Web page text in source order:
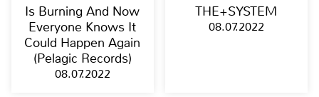
Is Burning And Now
Everyone Knows It
Could Happen Again
(Pelagic Records)
08.07.2022
THE+SYSTEM
08.07.2022